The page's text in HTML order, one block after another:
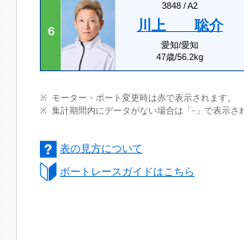
６
3848 /A2
川上 聡介
愛知/愛知
47歳/56.2kg
モーター・ボート変更時は赤で表示されます。
集計期間内にデータがない場合は「-」で表示さ
表の見方について
ボートレースガイドはこちら